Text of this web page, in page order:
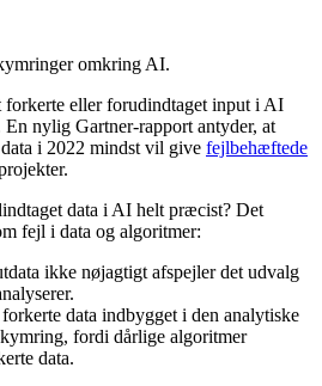
omkring AI.
eller forudindtaget input i AI
nylig Gartner-rapport antyder, at
i 2022 mindst vil give fejlbehæftede
data i AI helt præcist? Det
fejl i data og algoritmer:
ikke nøjagtigt afspejler det udvalg
data indbygget i den analytiske
fordi dårlige algoritmer
data.